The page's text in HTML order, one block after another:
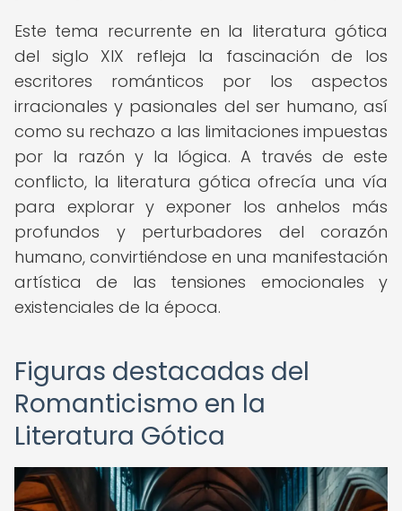
Este tema recurrente en la literatura gótica
del siglo XIX refleja la fascinación de los
escritores románticos por los aspectos
irracionales y pasionales del ser humano, así
como su rechazo a las limitaciones impuestas
por la razón y la lógica. A través de este
conflicto, la literatura gótica ofrecía una vía
para explorar y exponer los anhelos más
profundos y perturbadores del corazón
humano, convirtiéndose en una manifestación
artística de las tensiones emocionales y
existenciales de la época.
Figuras destacadas del
Romanticismo en la
Literatura Gótica